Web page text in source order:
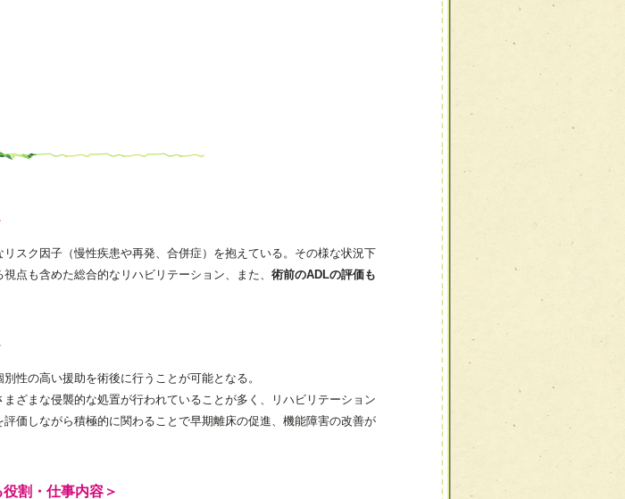
スク因子（慢性疾患や再発、合併症）を抱えている。その様な状況下
点も含めた総合的なリハビリテーション、また、 術前のADLの評価も
性の高い援助を術後に行うことが可能となる。
ざまな侵襲的な処置が行われていることが多く、リハビリテーション
価しながら積極的に関わることで早期離床の促進、機能障害の改善が
割・仕事内容＞